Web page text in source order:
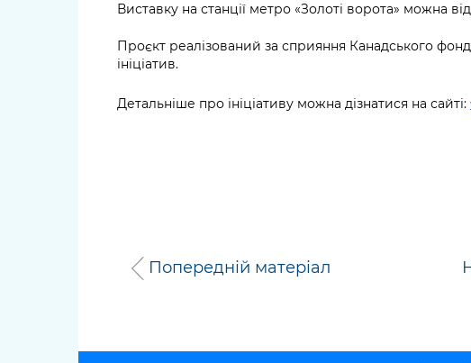
Виставку на станції метро «Золоті ворота» можна
Проєкт реалізований за сприяння Канадського
ініціатив.
Детальніше про ініціативу можна дізнатися на сайті:
Попередній матеріал